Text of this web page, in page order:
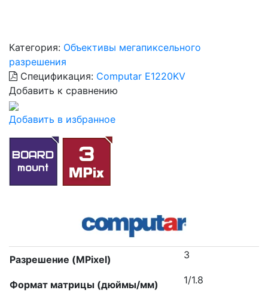
Категория: Объективы мегапиксельного
разрешения
Спецификация: Computar E1220KV
Добавить к сравнению
Добавить в избранное
Разрешение (MPixel) 3
Формат матрицы (дюймы/мм) 1/1.8